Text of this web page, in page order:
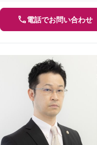
電話でお問い合わせ